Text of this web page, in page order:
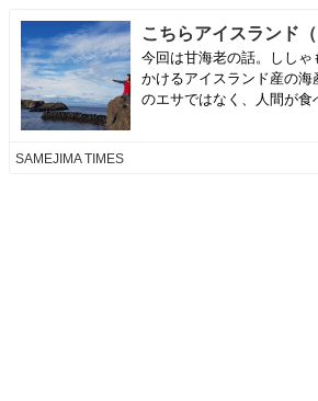
今回は甘海老の話。しし
かけるアイスランド産の
のエサではなく、人間が食
SAMEJIMA TIMES